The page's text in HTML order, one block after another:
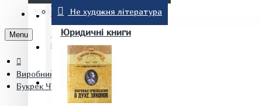
БЛОГ
КОНТАКТИ
(097) 015 28 90
Не художня література
Юридичні книги
REGISTER
Menu
Виробник
Букрек Чернівці